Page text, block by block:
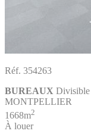
Réf. 354263
BUREAUX Divisible
MONTPELLIER
1668m2
À louer